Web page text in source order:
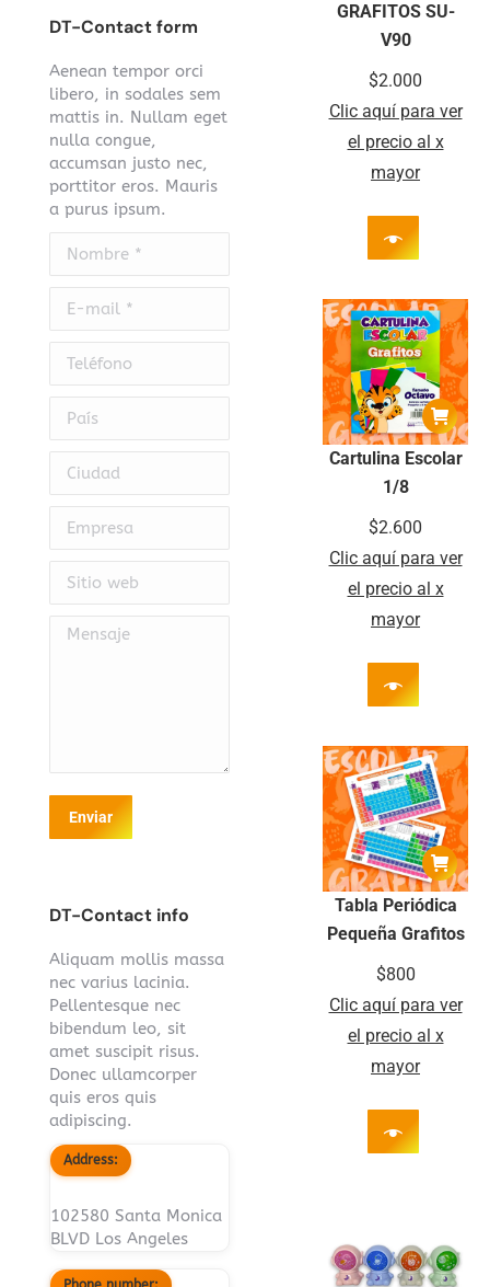
GRAFITOS SU-
V90
$2.000
Clic aquí para ver
el precio al x
mayor
Cartulina Escolar
1/8
$2.600
Clic aquí para ver
el precio al x
mayor
Tabla Periódica
Pequeña Grafitos
$800
Clic aquí para ver
el precio al x
mayor
DT-Contact form
Aenean tempor orci
libero, in sodales sem
mattis in. Nullam eget
nulla congue,
accumsan justo nec,
porttitor eros. Mauris
a purus ipsum.
Nombre *
E-mail *
Teléfono
País
Ciudad
Empresa
Sitio web
Mensaje
Enviar
DT-Contact info
Aliquam mollis massa
nec varius lacinia.
Pellentesque nec
bibendum leo, sit
amet suscipit risus.
Donec ullamcorper
quis eros quis
adipiscing.
Address:
102580 Santa Monica
BLVD Los Angeles